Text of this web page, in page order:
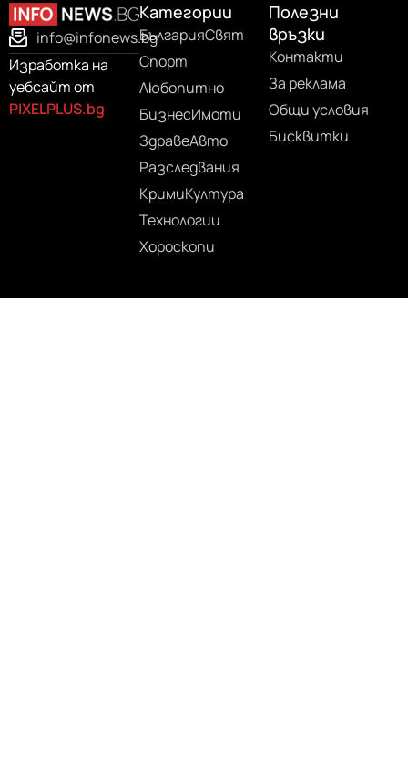
info@infonews.bg
Изработка на
уебсайт от
PIXELPLUS.bg
Категории
БългарияСвят
Спорт
Любопитно
БизнесИмоти
ЗдравеАвто
Разследвания
КримиКултура
Технологии
Хороскопи
Полезни
връзки
Контакти
За реклама
Общи условия
Бисквитки